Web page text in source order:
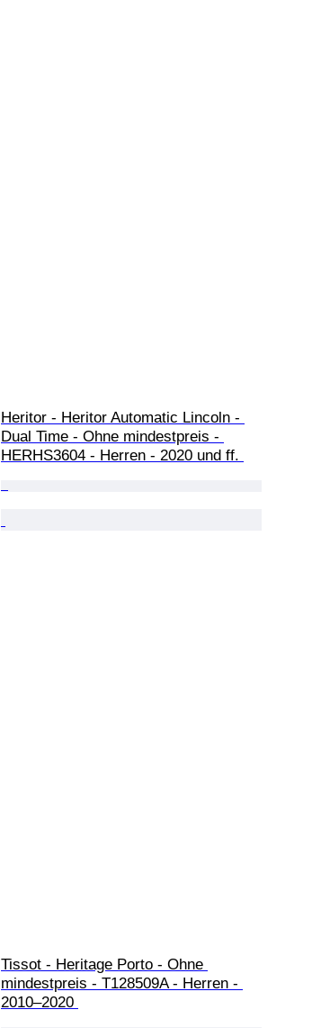
Heritor - Heritor Automatic Lincoln -
Dual Time - Ohne mindestpreis -
HERHS3604 - Herren - 2020 und ff.
Tissot - Heritage Porto - Ohne
mindestpreis - T128509A - Herren -
2010–2020